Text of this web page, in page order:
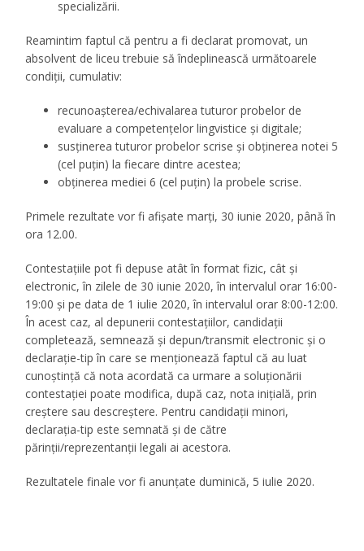
specializării.
Reamintim faptul că pentru a fi declarat promovat, un
absolvent de liceu trebuie să îndeplinească următoarele
condiții, cumulativ:
recunoașterea/echivalarea tuturor probelor de
evaluare a competențelor lingvistice și digitale;
susținerea tuturor probelor scrise și obținerea notei 5
(cel puțin) la fiecare dintre acestea;
obținerea mediei 6 (cel puțin) la probele scrise.
Primele rezultate vor fi afișate marți, 30 iunie 2020, până în
ora 12.00.
Contestațiile pot fi depuse atât în format fizic, cât și
electronic, în zilele de 30 iunie 2020, în intervalul orar 16:00-
19:00 și pe data de 1 iulie 2020, în intervalul orar 8:00-12:00.
În acest caz, al depunerii contestațiilor, candidații
completează, semnează și depun/transmit electronic și o
declarație-tip în care se menționează faptul că au luat
cunoștință că nota acordată ca urmare a soluționării
contestației poate modifica, după caz, nota inițială, prin
creștere sau descreștere. Pentru candidații minori,
declarația-tip este semnată și de către
părinții/reprezentanții legali ai acestora.
Rezultatele finale vor fi anunțate duminică, 5 iulie 2020.